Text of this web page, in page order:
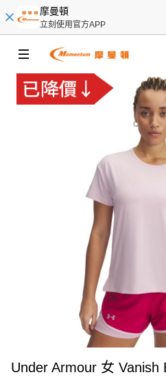
摩曼頓
立刻使用官方APP
Under Armour 女 Vanish